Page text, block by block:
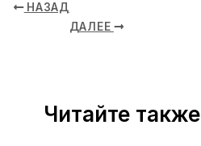
НАЗАД
ДАЛЕЕ
Читайте также